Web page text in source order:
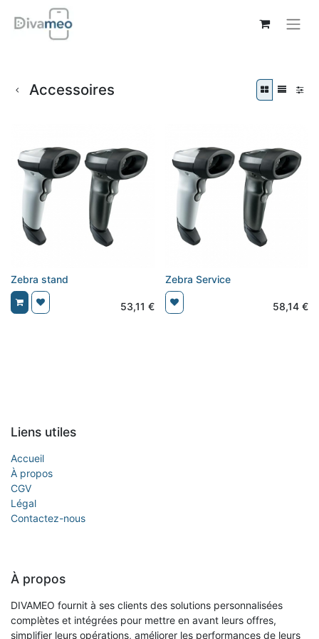
Accessoires
Zebra stand
53,11 €
Zebra Service
58,14 €
Liens utiles
Accueil
À propos
CGV
Légal
Contactez-nous
À propos
DIVAMEO fournit à ses clients des solutions personnalisées
complètes et intégrées pour mettre en avant leurs offres,
simplifier leurs opérations, améliorer les performances de leurs